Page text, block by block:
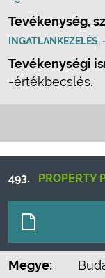
Tevékenység,
Tevékenységi
-értékbecslés.
493. PROPERTY
Megye: